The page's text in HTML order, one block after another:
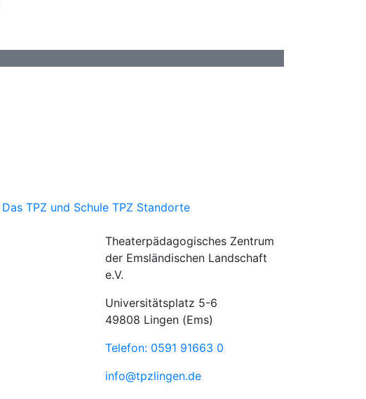
Das TPZ und Schule TPZ Standorte
Theaterpädagogisches Zentrum
der Emsländischen Landschaft
e.V.
Universitätsplatz 5-6
49808 Lingen (Ems)
Telefon: 0591 91663 0
info@tpzlingen.de